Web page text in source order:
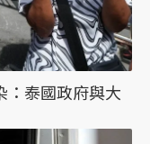
：泰國政府與大